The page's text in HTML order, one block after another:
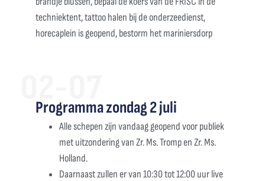
techniektent, tattoo halen bij de onderzeedienst,
horecaplein is geopend, bestorm het mariniersdorp
Programma zondag 2 juli
Alle schepen zijn vandaag geopend voor publiek
met uitzondering van Zr. Ms. Tromp en Zr. Ms.
Holland.
Daarnaast zullen er van 10:30 tot 12:00 uur live